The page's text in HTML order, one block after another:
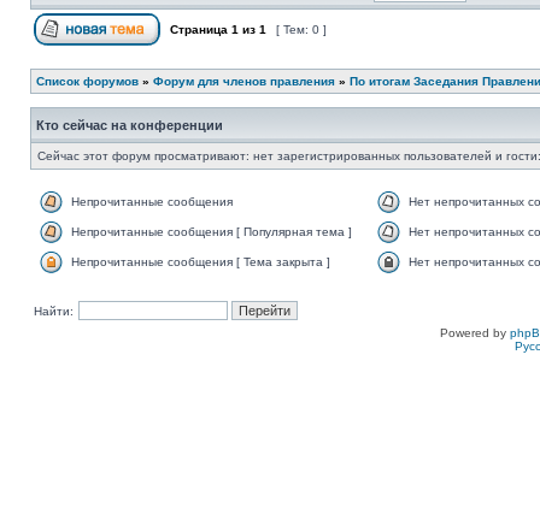
Страница 1 из 1 [ Тем: 0 ]
Список форумов » Форум для членов правления » По итогам Заседания
Кто сейчас на конференции
Сейчас этот форум просматривают: нет зарегистрированных пользователей и
Непрочитанные сообщения Нет непрочитанных
Непрочитанные сообщения [ Популярная тема ] Нет непрочитанных
Непрочитанные сообщения [ Тема закрыта ] Нет непрочитанных
Найти:
Powered by